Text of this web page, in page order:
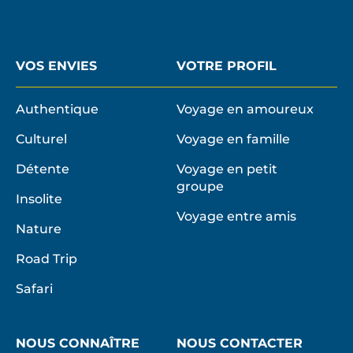
VOS ENVIES
Authentique
Culturel
Détente
Insolite
Nature
Road Trip
Safari
VOTRE PROFIL
Voyage en amoureux
Voyage en famille
Voyage en petit
groupe
Voyage entre amis
NOUS CONNAÎTRE NOUS CONTACTER